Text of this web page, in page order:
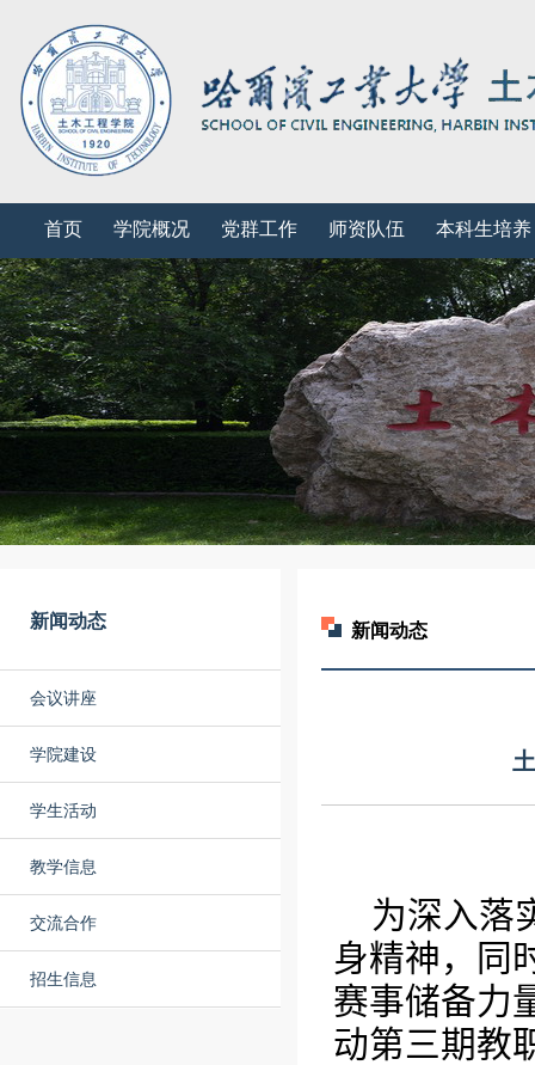
首页 学院概况 党群工作 师资队伍 本科生培养
新闻动态
会议讲座
学院建设
学生活动
教学信息
交流合作
招生信息
新闻动态
为深入落
身精神，同
赛事储备力
动第三期教